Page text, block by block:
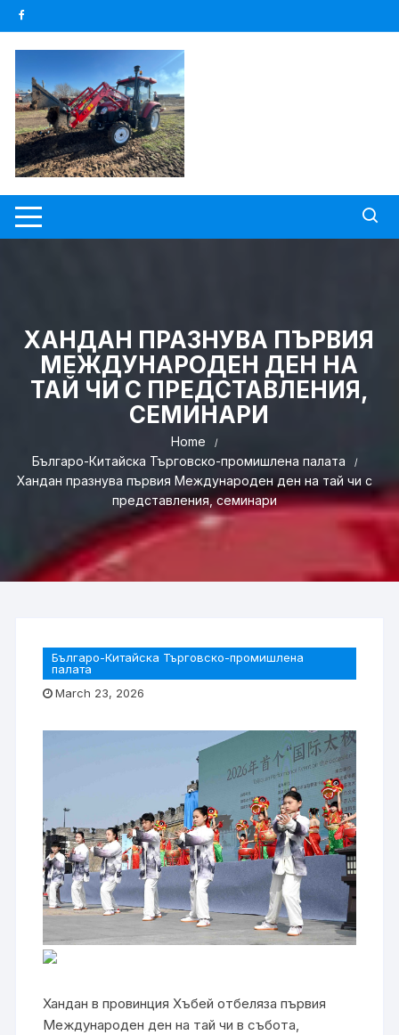
Skip
to
content
ХАНДАН ПРАЗНУВА ПЪРВИЯ
МЕЖДУНАРОДЕН ДЕН НА
ТАЙ ЧИ С ПРЕДСТАВЛЕНИЯ,
СЕМИНАРИ
Home
Българо-Китайска Търговско-промишлена палaта
Хандан празнува първия Международен ден на тай чи с
представления, семинари
Българо-Китайска Търговско-промишлена
палaта
March 23, 2026
Хандан в провинция Хъбей отбеляза първия
Международен ден на тай чи в събота,